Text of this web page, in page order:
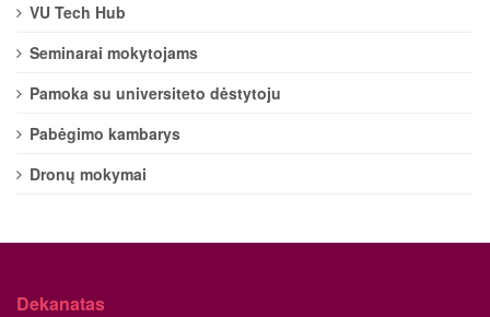
VU Tech Hub
Seminarai mokytojams
Pamoka su universiteto dėstytoju
Pabėgimo kambarys
Dronų mokymai
Dekanatas